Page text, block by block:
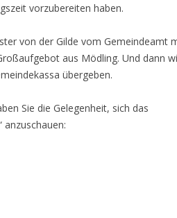
vorzubereiten haben.
von der Gilde vom Gemeindeamt
aus Mödling. Und dann
übergeben.
Sie die Gelegenheit, sich das
anzuschauen: